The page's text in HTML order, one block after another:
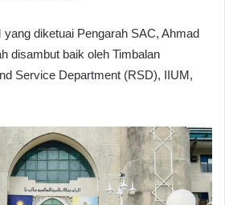
diketuai Pengarah SAC, Ahmad
disambut baik oleh Timbalan
Service Department (RSD), IIUM,